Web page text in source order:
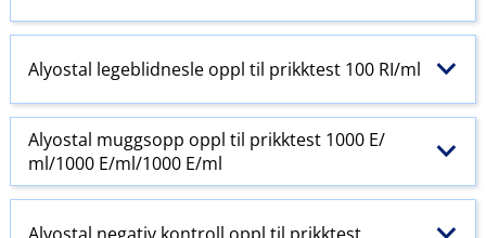
Alyostal legeblidnesle oppl til prikktest 100 RI​/​ml
Alyostal muggsopp oppl til prikktest 1000 E​/​
ml/1000 E​/​ml/1000 E​/​ml